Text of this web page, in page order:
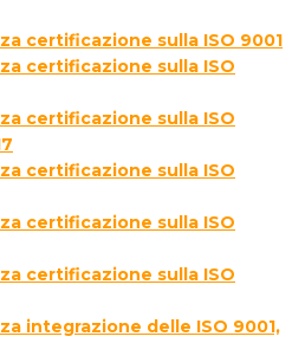
certificazione sulla ISO 9001
certificazione sulla ISO
certificazione sulla ISO
certificazione sulla ISO
certificazione sulla ISO
certificazione sulla ISO
integrazione delle ISO 9001,